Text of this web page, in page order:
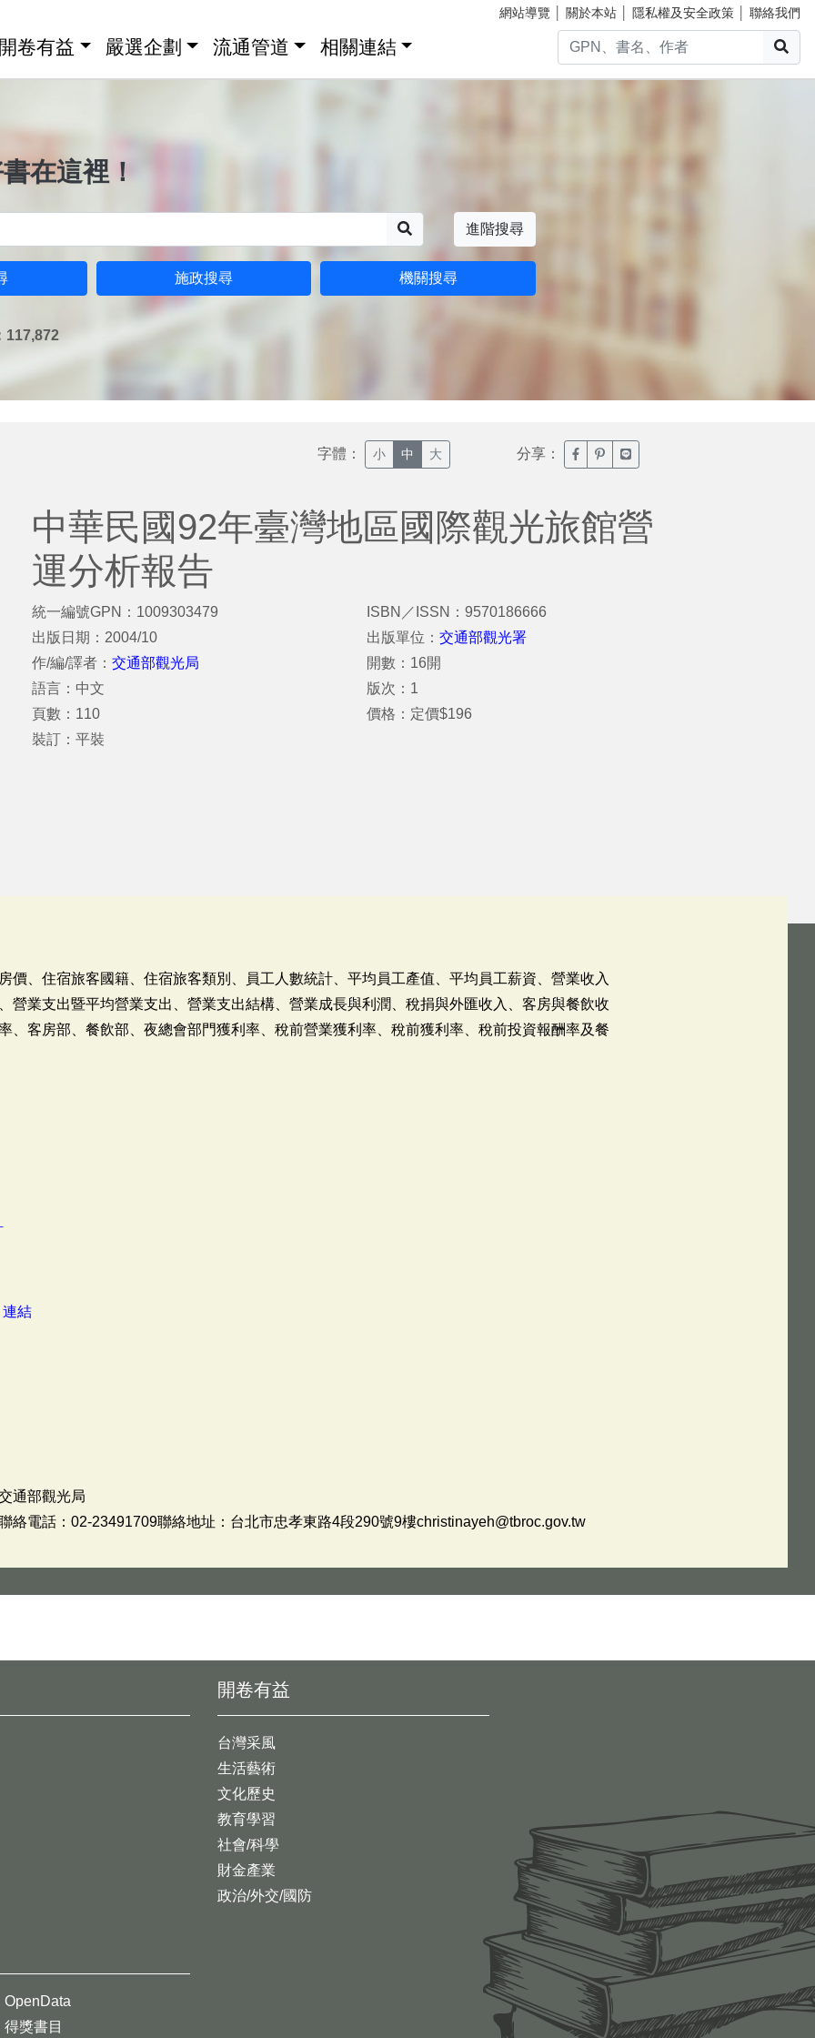
網站導覽 關於本站 隱私權及安全政策 聯絡我們
卷有益 嚴選企劃 流通管道 相關連結
在這裡！
進階搜尋
施政搜尋 機關搜尋
117,872
字體： 小 中 大 分享： 臉書分享(另開新視窗)
噗浪分享(另開新視窗)
Line分享(另開新視窗)
中華民國92年臺灣地區國際觀光旅館營
運分析報告
統一編號GPN：1009303479
出版日期：2004/10
作/編/譯者： 交通部觀光局
語言：中文
頁數：110
裝訂：平裝
ISBN／ISSN：9570186666
出版單位：交通部觀光署
開數：16開
版次：1
價格：定價$196
價、住宿旅客國籍、住宿旅客類別、員工人數統計、平均員工產值、平均員工薪資、營業收入
營業支出暨平均營業支出、營業支出結構、營業成長與利潤、稅捐與外匯收入、客房與餐飲收
、客房部、餐飲部、夜總會部門獲利率、稅前營業獲利率、稅前獲利率、稅前投資報酬率及餐
連結
通部觀光局
絡電話：02-23491709聯絡地址：台北市忠孝東路4段290號9樓christinayeh@tbroc.gov.tw
開卷有益
台灣采風
生活藝術
文化歷史
教育學習
社會/科學
財金產業
政治/外交/國防
OpenData
得獎書目